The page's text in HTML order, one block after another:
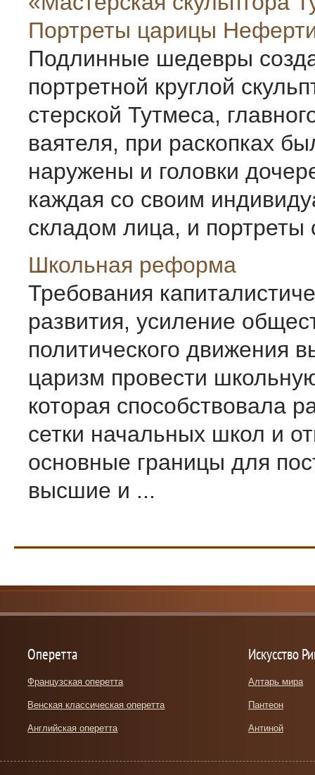
Портреты царицы
Подлинные шедевры
портретной круглой
стерской Тутмеса,
ваятеля, при раскопках
наружены и головки
каждая со своим
складом лица, и портреты
Школьная реформа
Требования
развития, усиление
политического движения
царизм провести
которая способствовала
сетки начальных школ и
основные границы для
высшие и ...
Оперетта
Французская оперетта
Венская классическая оперетта
Английская оперетта
Искусство
Алтарь мира
Пантеон
Антиной